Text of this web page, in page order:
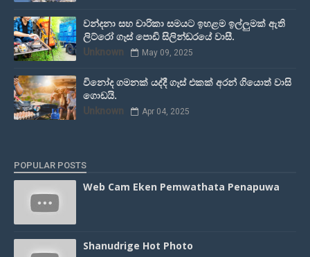
වන්දනා සහ චාරිකා සමයට ඉහළම ඉල්ලුමක් ඇති
ලිට්රෝ ගෑස් පොඩි සිලින්ඩරයේ වාසී.
Unknown May 09, 2025
විනෝද ගමනක් යද්දී ගෑස් එකක් අරන් ගියොත් වාසි
ගොඩයි.
Unknown Apr 04, 2025
POPULAR POSTS
Web Cam Eken Pemwathata Penapuwa
Shanudrige Hot Photo